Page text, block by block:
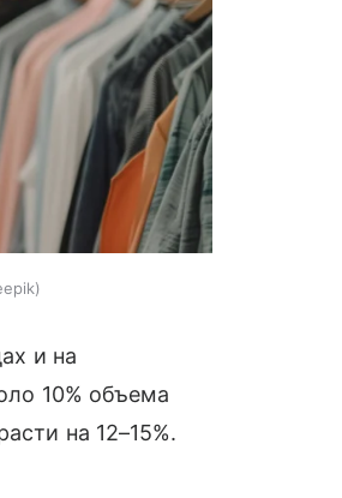
и на
10% объема
на 12–15%.